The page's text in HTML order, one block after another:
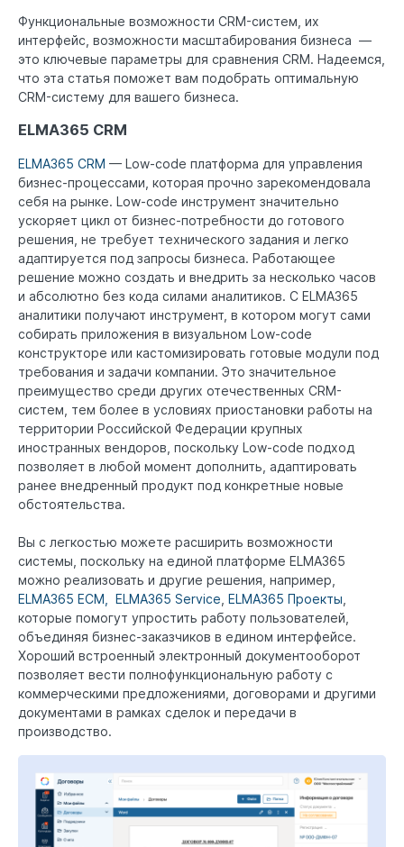
Функциональные возможности CRM-систем, их
интерфейс, возможности масштабирования бизнеса —
это ключевые параметры для сравнения CRM. Надеемся,
что эта статья поможет вам подобрать оптимальную
CRM-систему для вашего бизнеса.
ELMA365 CRM
ELMA365 CRM — Low-code платформа для управления
бизнес-процессами, которая прочно зарекомендовала
себя на рынке. Low-code инструмент значительно
ускоряет цикл от бизнес-потребности до готового
решения, не требует технического задания и легко
адаптируется под запросы бизнеса. Работающее
решение можно создать и внедрить за несколько часов
и абсолютно без кода силами аналитиков. С ELMA365
аналитики получают инструмент, в котором могут сами
собирать приложения в визуальном Low-code
конструкторе или кастомизировать готовые модули под
требования и задачи компании. Это значительное
преимущество среди других отечественных CRM-
систем, тем более в условиях приостановки работы на
территории Российской Федерации крупных
иностранных вендоров, поскольку Low-code подход
позволяет в любой момент дополнить, адаптировать
ранее внедренный продукт под конкретные новые
обстоятельства.
Вы с легкостью можете расширить возможности
системы, поскольку на единой платформе ELMA365
можно реализовать и другие решения, например,
ELMA365 ECM,
ELMA365 Service ELMA365 Проекты
которые помогут упростить работу пользователей,
объединяя бизнес-заказчиков в едином интерфейсе.
Хороший встроенный электронный документооборот
позволяет вести полнофункциональную работу с
коммерческими предложениями, договорами и другими
документами в рамках сделок и передачи в
производство.